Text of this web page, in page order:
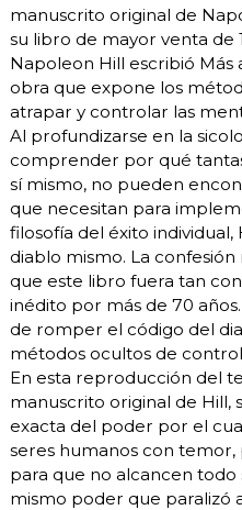
manuscrito original de
su libro de mayor venta de
Napoleon Hill escribió Más
obra que expone los
atrapar y controlar las
Al profundizarse en la
comprender por qué
sí mismo, no pueden
que necesitan para
filosofía del éxito
diablo mismo. La
que este libro fuera tan
inédito por más de 70
de romper el código del
métodos ocultos de
En esta reproducción del
manuscrito original de Hill,
exacta del poder por el
seres humanos con temor,
para que no alcancen todo
mismo poder que paralizó